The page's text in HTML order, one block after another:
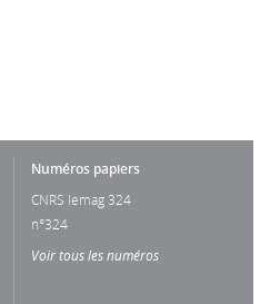
Numéros papiers
CNRS lemag 324
n°324
Voir tous les numéros